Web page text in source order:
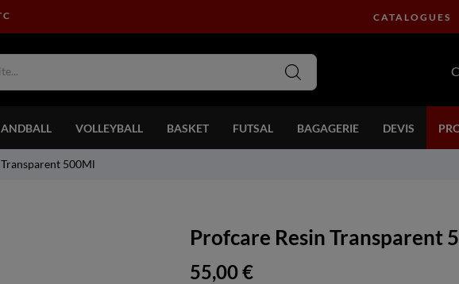
CATALOGUES
VOLLEYBALL BASKET FUTSAL BAGAGERIE DEVIS
500Ml
Profcare Resin Transparent
55,00 €